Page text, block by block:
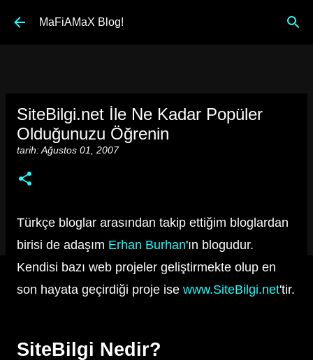
Ana içeriğe atla
MaFiAMaX Blog!
SiteBilgi.net İle Ne Kadar Popüler
Olduğunuzu Öğrenin
tarih:Ağustos 01, 2007
Türkçe bloglar arasından takip ettiğim bloglardan
birisi de adaşım Erhan Burhan'ın blogudur.
Kendisi bazı web projeler geliştirmekte olup en
son hayata geçirdiği proje ise www.SiteBilgi.net'tir.
SiteBilgi Nedir?